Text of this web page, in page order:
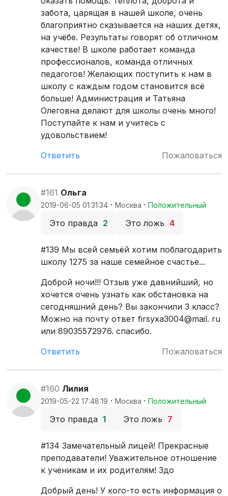
забота, царящая в нашей школе, очень
благоприятно сказывается на наших детях,
на учёбе. Результаты говорят об отличном
качестве! В школе работает команда
профессионалов, команда отличных
педагогов! Желающих поступить к нам в
школу с каждым годом становится всё
больше! Администрация и Татьяна
Олеговна делают для школы очень много!
Поступайте к нам и учитесь с
удовольствием!
Ответить
Пожаловаться
#161 Ольга
2019-06-05 01:31:34 · Москва · Положительный
Это правда 2 Это ложь 4
#139 Мы всей семьёй хотим поблагодарить
школу 1275 за наше семейное счастье...
Доброй ночи!!! Отзыв уже давнийший, но
хочется очень узнать как обстановка на
сегодняшний день? Вы закончили 3 класс?
Можно на почту ответ firsyxa3004@mail. ru
или 89035572976. спасибо.
Ответить
Пожаловаться
#160 Лилия
2019-05-22 17:48:19 · Москва · Положительный
Это правда 1 Это ложь 7
#134 Замечательный лицей! Прекрасные
преподаватели! Уважительное отношение
к ученикам и их родителям! Здо
Добрый день! У кого-то есть информация о